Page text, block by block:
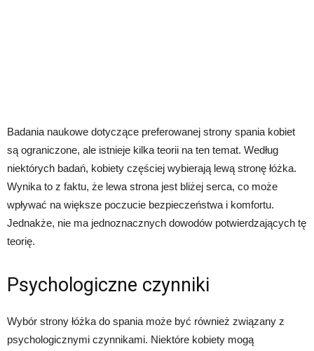
Badania naukowe dotyczące preferowanej strony spania kobiet
są ograniczone, ale istnieje kilka teorii na ten temat. Według
niektórych badań, kobiety częściej wybierają lewą stronę łóżka.
Wynika to z faktu, że lewa strona jest bliżej serca, co może
wpływać na większe poczucie bezpieczeństwa i komfortu.
Jednakże, nie ma jednoznacznych dowodów potwierdzających tę
teorię.
Psychologiczne czynniki
Wybór strony łóżka do spania może być również związany z
psychologicznymi czynnikami. Niektóre kobiety mogą